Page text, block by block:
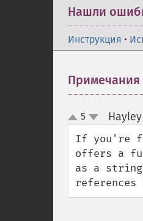
Нашли
Инструкция •
Примечания
up
down
5
If you're
offers a
as a